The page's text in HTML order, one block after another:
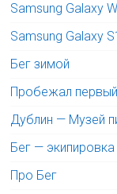
Samsung Galaxy
Samsung Galaxy
Бег зимой
Пробежал
Дублин — Музей
Бег — экипировка
Про Бег